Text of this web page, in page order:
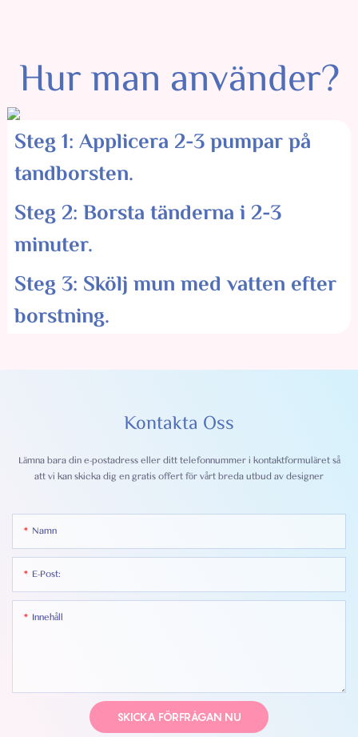
Hur man använder?
Steg 1: Applicera 2-3 pumpar på
tandborsten.
Steg 2: Borsta tänderna i 2-3
minuter.
Steg 3: Skölj mun med vatten efter
borstning.
Kontakta Oss
Lämna bara din e-postadress eller ditt telefonnummer i kontaktformuläret så
att vi kan skicka dig en gratis offert för vårt breda utbud av designer
Namn
E-Post:
Innehåll
SKICKA FÖRFRÅGAN NU